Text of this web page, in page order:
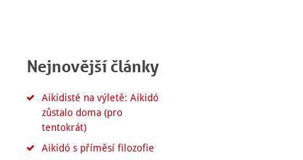
Nejnovější články
Aikidisté na výletě: Aikidó
zůstalo doma (pro
tentokrát)
Aikidó s příměsí filozofie